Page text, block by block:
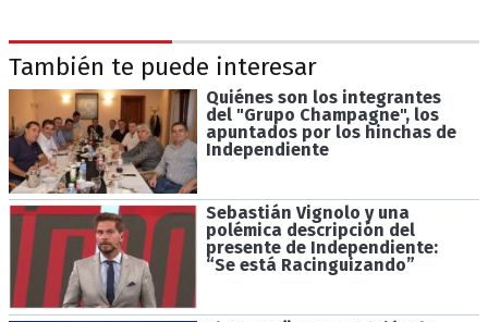
También te puede interesar
Quiénes son los integrantes
del "Grupo Champagne", los
apuntados por los hinchas de
Independiente
Sebastián Vignolo y una
polémica descripción del
presente de Independiente:
“Se está Racinguizando”